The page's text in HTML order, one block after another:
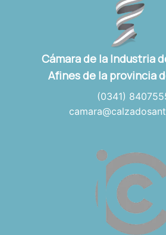
Cámara de la Industria
Afines de la provincia
(0341)